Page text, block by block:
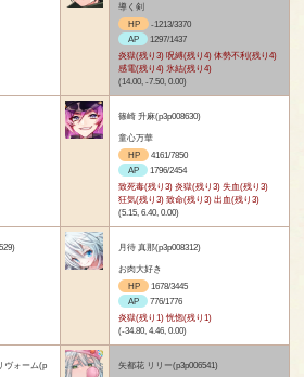
導く剣
HP
-1213/3370
AP
1297/1437
炎獄(残り3) 呪縛(残り4) 体勢不利(残り4)
感電(残り4) 氷結(残り4)
(14.00, -7.50, 0.00)
篠崎 升麻(p3p008630)
童心万華
HP
4161/7850
AP
1796/2454
致死毒(残り3) 炎獄(残り3) 失血(残り3)
狂気(残り3) 致命(残り3) 出血(残り3)
(5.15, 6.40, 0.00)
月待 真那(p3p008312)
お肉大好き
HP
1678/3445
AP
776/1776
炎獄(残り1) 恍惚(残り1)
(-34.80, 4.46, 0.00)
ヴォーム(p
矢都花 リリー(p3p006541)